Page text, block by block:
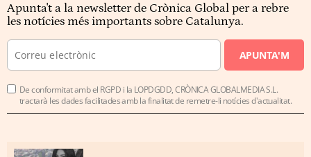
Apunta't a la newsletter de Crònica Global per a rebre
les notícies més importants sobre Catalunya.
APUNTA'M
De conformitat amb el RGPD i la LOPDGDD, CRÒNICA GLOBALMEDIA S.L.
tractarà les dades facilitades amb la finalitat de remetre-li notícies d'actualitat.